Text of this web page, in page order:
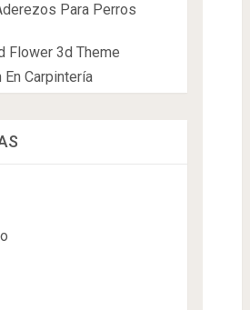
Para Perros
Flower 3d Theme
Carpintería